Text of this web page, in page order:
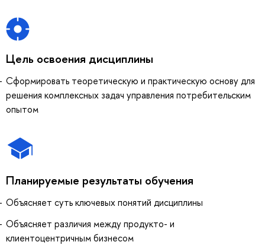
Цель освоения дисциплины
Сформировать теоретическую и практическую основу для
решения комплексных задач управления потребительским
опытом
Планируемые результаты обучения
Объясняет суть ключевых понятий дисциплины
Объясняет различия между продукто- и
клиентоцентричным бизнесом